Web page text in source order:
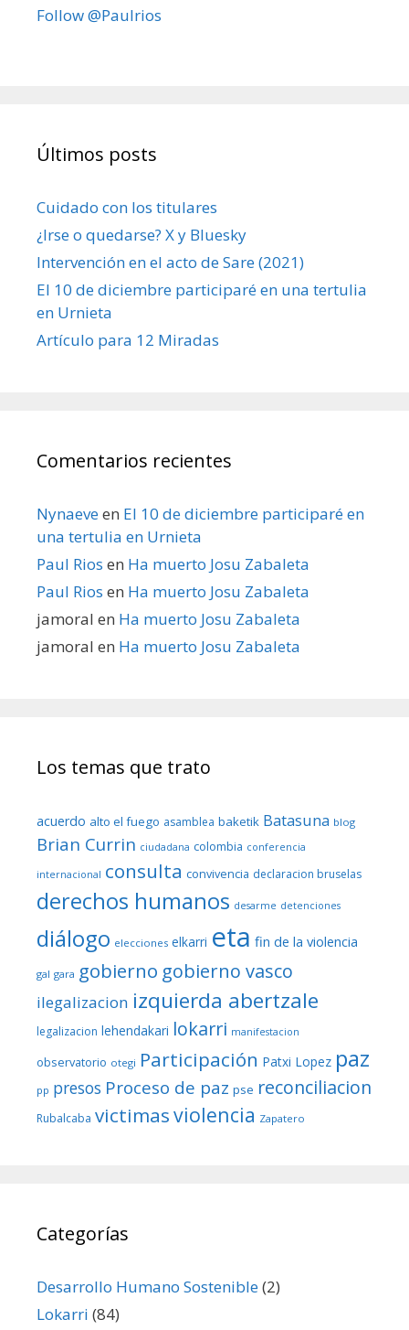
Follow @Paulrios
Últimos posts
Cuidado con los titulares
¿Irse o quedarse? X y Bluesky
Intervención en el acto de Sare (2021)
El 10 de diciembre participaré en una tertulia
en Urnieta
Artículo para 12 Miradas
Comentarios recientes
Nynaeveen El 10 de diciembre participaré en
una tertulia en Urnieta
Paul Rios en Ha muerto Josu Zabaleta
Paul Rios en Ha muerto Josu Zabaleta
jamoral en Ha muerto Josu Zabaleta
jamoral en Ha muerto Josu Zabaleta
Los temas que trato
acuerdo alto el fuego asamblea baketik Batasuna blog
Brian Currin ciudadana colombia conferencia
internacional consulta convivencia declaracion bruselas
derechos humanos desarme detenciones
diálogo elecciones elkarri eta fin de la violencia
gal gara gobierno gobierno vasco
ilegalizacion izquierda abertzale
legalizacion lehendakari lokarri manifestacion
observatorio otegi Participación Patxi Lopez paz
pp presos Proceso de paz pse reconciliacion
Rubalcaba victimasviolencia Zapatero
Categorías
Desarrollo Humano Sostenible(2)
Lokarri (84)